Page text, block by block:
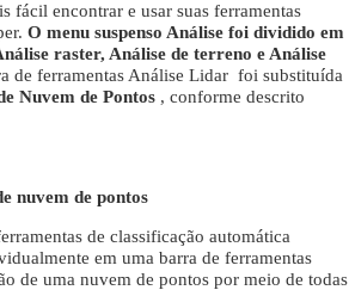
fácil encontrar e usar suas ferramentas
O menu suspenso Análise foi dividido em
raster, Análise de terreno e Análise
de ferramentas Análise Lidar foi substituída
Nuvem de Pontos , conforme descrito
nuvem de pontos
de classificação automática
em uma barra de ferramentas
de uma nuvem de pontos por meio de todas